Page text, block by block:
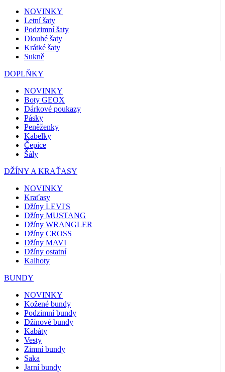
NOVINKY
Letní šaty
Podzimní šaty
Dlouhé šaty
Krátké šaty
Sukně
DOPLŇKY
NOVINKY
Boty GEOX
Dárkové poukazy
Pásky
Peněženky
Kabelky
Čepice
Šály
DŽÍNY A KRAŤASY
NOVINKY
Kraťasy
Džíny LEVI'S
Džíny MUSTANG
Džíny WRANGLER
Džíny CROSS
Džíny MAVI
Džíny ostatní
Kalhoty
BUNDY
NOVINKY
Kožené bundy
Podzimní bundy
Džínové bundy
Kabáty
Vesty
Zimní bundy
Saka
Jarní bundy